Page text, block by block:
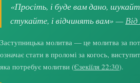
«Просіть, і буде вам дано,
стукайте, і відчинять вам» —
Заступницька молитва — це молитва за
означає стати в проломі за когось,
яка потребує молитви (Єзекіїля 22:30).